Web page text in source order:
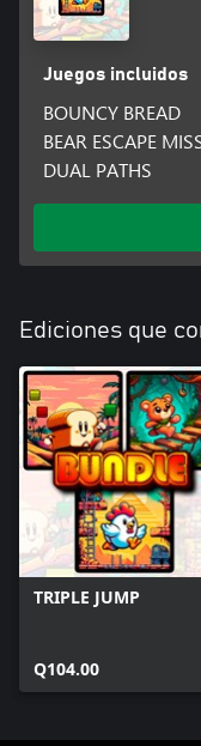
Juegos incluidos
BOUNCY BREAD
BEAR ESCAPE
DUAL PATHS
Ediciones que
TRIPLE JUMP
Q104.00